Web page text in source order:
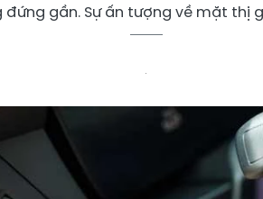
gần. Sự ấn tượng về mặt thị